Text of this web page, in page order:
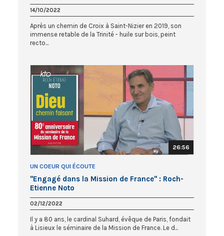
14/10/2022
Après un chemin de Croix à Saint-Nizier en 2019, son
immense retable de la Trinité - huile sur bois, peint
recto...
26:56
UN COEUR QUI ÉCOUTE
"Engagé dans la Mission de France" : Roch-
Etienne Noto
02/12/2022
Il y a 80 ans, le cardinal Suhard, évêque de Paris, fondait
à Lisieux le séminaire de la Mission de France. Le d...